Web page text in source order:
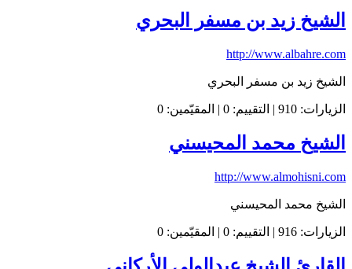
الشيخ زيد بن مسفر البحري
http://www.albahre.com
الشيخ زيد بن مسفر البحري
الزيارات: 910 | التقييم: 0 | المقيّمين: 0
الشيخ محمد المحيسني
http://www.almohisni.com
الشيخ محمد المحيسني
الزيارات: 916 | التقييم: 0 | المقيّمين: 0